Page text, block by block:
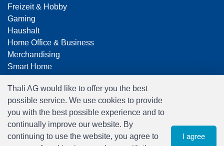
Freizeit & Hobby
Gaming
Haushalt
Home Office & Business
Merchandising
Smart Home
Travel
Thali AG would like to offer you the best
possible service. We use cookies to provide
you with the best possible experience and to
continually improve our website. By
continuing to use the website, you agree to
I agree